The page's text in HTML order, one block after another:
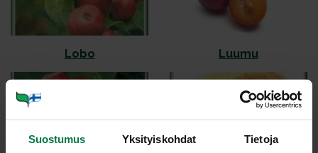
Suostumus Yksityiskohdat Tietoja
Lo­bo Luu­mu